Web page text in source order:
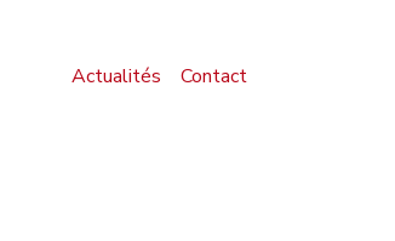
Actualités Contact